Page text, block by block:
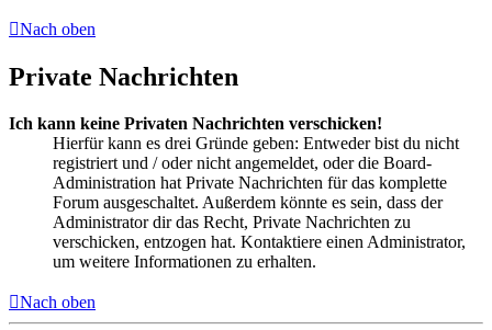
Nach oben
Private Nachrichten
Ich kann keine Privaten Nachrichten verschicken!
Hierfür kann es drei Gründe geben: Entweder bist du nicht
registriert und / oder nicht angemeldet, oder die Board-
Administration hat Private Nachrichten für das komplette
Forum ausgeschaltet. Außerdem könnte es sein, dass der
Administrator dir das Recht, Private Nachrichten zu
verschicken, entzogen hat. Kontaktiere einen Administrator,
um weitere Informationen zu erhalten.
Nach oben